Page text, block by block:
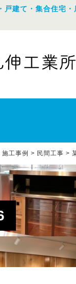
戸建て・集合住宅
施工事例 > 民間工事 >